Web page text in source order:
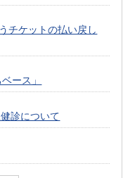
チケットの払い戻し
ース」
診について